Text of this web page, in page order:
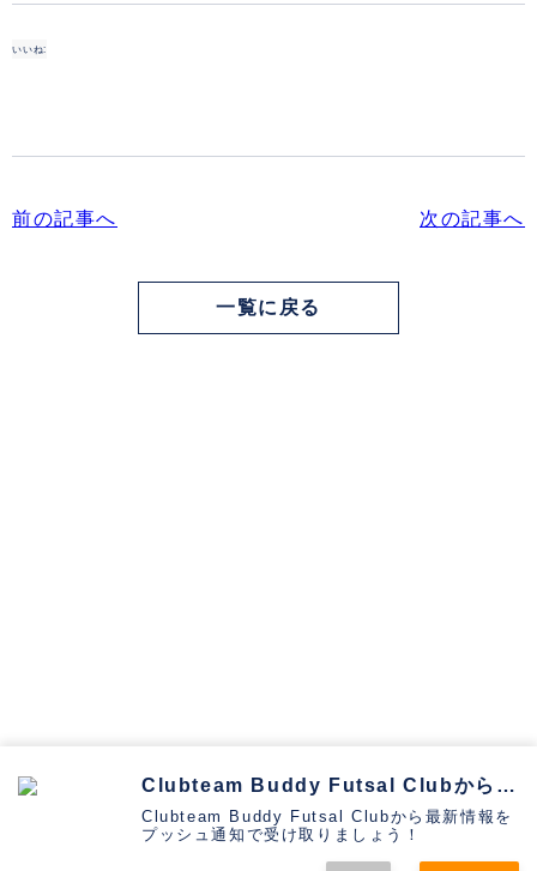
いいね:
前の記事へ 次の記事へ
一覧に戻る
お問い合わせプライバシーポリシー
Copyright © 2013-2026 Buddy Futsal Club,
All rights reserved.
Clubteam Buddy Futsal Clubから通知を受け取る
Clubteam Buddy Futsal Clubから最新情報を
プッシュ通知で受け取りましょう！